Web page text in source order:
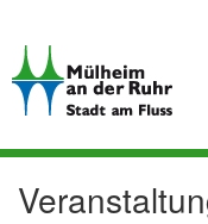
zum
Inhalt